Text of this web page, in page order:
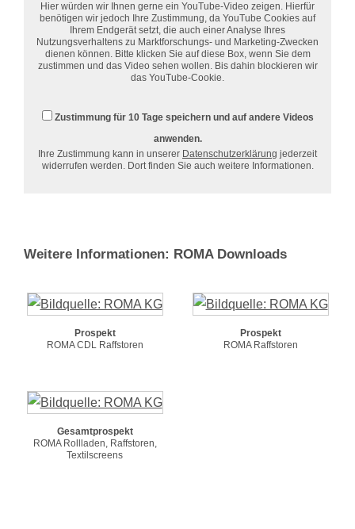
Hier würden wir Ihnen gerne ein YouTube-Video zeigen. Hierfür
benötigen wir jedoch Ihre Zustimmung, da YouTube Cookies auf
Ihrem Endgerät setzt, die auch einer Analyse Ihres
Nutzungsverhaltens zu Marktforschungs- und Marketing-Zwecken
dienen können. Bitte klicken Sie auf diese Box, wenn Sie dem
zustimmen und das Video sehen wollen. Bis dahin blockieren wir
das YouTube-Cookie.
Zustimmung für 10 Tage speichern und auf andere Videos
anwenden.
Ihre Zustimmung kann in unserer Datenschutzerklärung jederzeit
widerrufen werden. Dort finden Sie auch weitere Informationen.
Weitere Informationen: ROMA Downloads
Prospekt
ROMA CDL Raffstoren
Prospekt
ROMA Raffstoren
Gesamtprospekt
ROMA Rollladen, Raffstoren,
Textilscreens